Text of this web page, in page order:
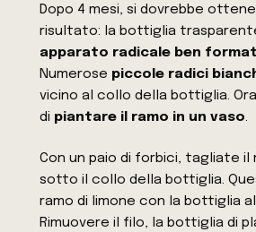
Dopo 4 mesi, si dovrebbe
risultato: la bottiglia
apparato radicale ben
Numerose piccole radici
vicino al collo della bottiglia.
di piantare il ramo in un vaso.
Con un paio di forbici, tagliate il
sotto il collo della bottiglia.
ramo di limone con la bottiglia
Rimuovere il filo, la bottiglia di